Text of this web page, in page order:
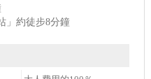
」約徒步8分鐘